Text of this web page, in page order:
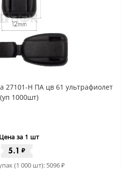
27101-Н ПА цв 61 ультрафиолет
(уп 1000шт)
Цена за 1 шт
5.1 ₽
(1 000 шт): 5096₽